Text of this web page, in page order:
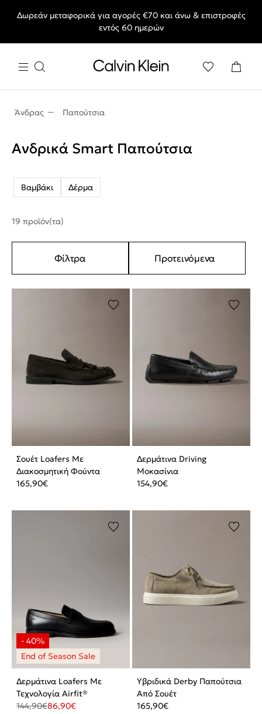
End of Season Sale: Αγαπημένα styles, στις τιμές που θες.
Δωρεάν μεταφορικά για αγορές €70 και άνω & επιστροφές
εντός 60 ημερών
Άνδρας Παπούτσια
Ανδρικά Smart Παπούτσια
Βαμβάκι Δέρμα
19 προϊόν(τα)
Φίλτρα Προτεινόμενα
Σουέτ Loafers Με
Διακοσμητική Φούντα
165,90€
Δερμάτινα Driving
Μοκασίνια
154,90€
Δερμάτινα Loafers Με
Τεχνολογία Airfit®
144,90€86,90€
Υβριδικά Derby Παπούτσια
Από Σουέτ
165,90€